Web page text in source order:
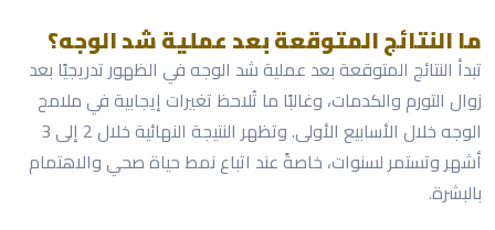
ما النتائج المتوقعة بعد عملية شد الوجه؟
تبدأ النتائج المتوقعة بعد عملية شد الوجه في الظهور تدريجيًا بعد
زوال التورم والكدمات، وغالبًا ما تُلاحظ تغيرات إيجابية في ملامح
الوجه خلال الأسابيع الأولى. وتظهر النتيجة النهائية خلال 2 إلى 3
أشهر وتستمر لسنوات، خاصةً عند اتباع نمط حياة صحي والاهتمام
بالبشرة.